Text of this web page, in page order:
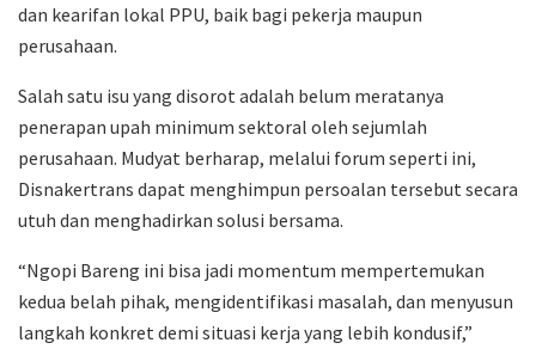
dan kearifan lokal PPU, baik bagi pekerja maupun
perusahaan.
Salah satu isu yang disorot adalah belum meratanya
penerapan upah minimum sektoral oleh sejumlah
perusahaan. Mudyat berharap, melalui forum seperti ini,
Disnakertrans dapat menghimpun persoalan tersebut secara
utuh dan menghadirkan solusi bersama.
“Ngopi Bareng ini bisa jadi momentum mempertemukan
kedua belah pihak, mengidentifikasi masalah, dan menyusun
langkah konkret demi situasi kerja yang lebih kondusif,”